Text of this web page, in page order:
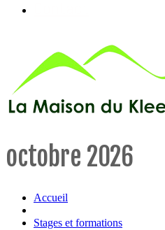
octobre 2026
Accueil
Stages et formations